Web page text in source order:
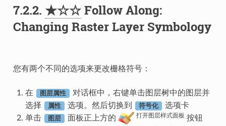
7.2.2. ★☆☆Follow Along:
Changing Raster Layer Symbology
您有两个不同的选项来更改栅格符号：
在 图层属性
对话框中，右键单击图层树中的图层并
选择
属性 选项。然后切换到 符号化
选项卡
单击
图层 面板正上方的 打开图层样式面板按钮